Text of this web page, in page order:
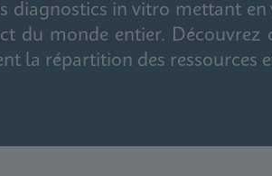
in vitro mettant
du monde entier.
répartition des ressources